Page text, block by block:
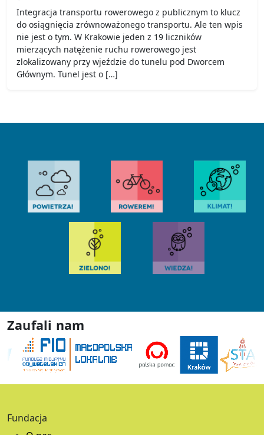
Integracja transportu rowerowego z publicznym to klucz
do osiągnięcia zrównoważonego transportu. Ale ten wpis
nie jest o tym. W Krakowie jeden z 19 liczników
mierzących natężenie ruchu rowerowego jest
zlokalizowany przy wjeździe do tunelu pod Dworcem
Głównym. Tunel jest o […]
Zaufali nam
Fundacja